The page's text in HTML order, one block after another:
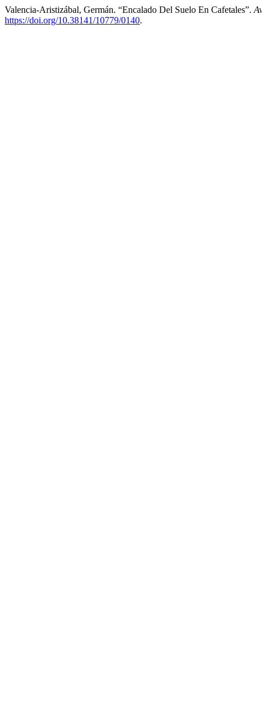
Valencia-Aristizábal, Germán. “Encalado Del Suelo En Cafetales”.
https://doi.org/10.38141/10779/0140.